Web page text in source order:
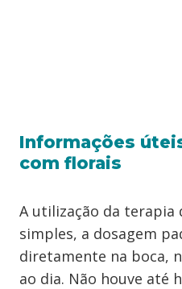
Informações
com florais
A utilização da terapia
simples, a dosagem
diretamente na boca,
ao dia. Não houve até